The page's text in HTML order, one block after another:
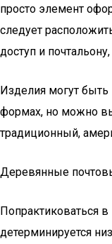
просто элемент
следует
доступ и
Изделия могут
формах, но можно
традиционный,
Деревянные
Попрактиковаться в
детерминируется